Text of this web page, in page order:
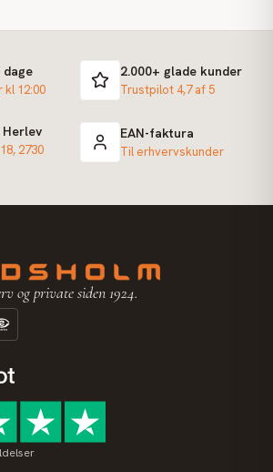
dage
kl 12:00
2.000+ glade kunder
Trustpilot 4,7 af 5
2730
EAN-faktura
Til erhvervskunder
og private siden 1924.